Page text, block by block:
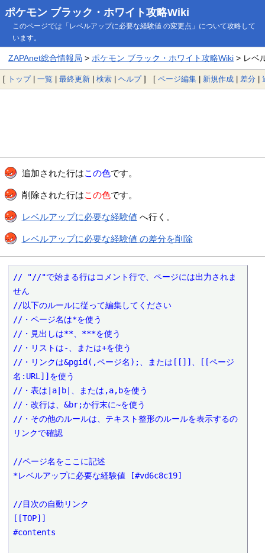
ポケモン ブラック・ホワイト攻略Wiki
このページでは「レベルアップに必要な経験値 の変更点」について攻略して
います。
ZAPAnet総合情報局 > ポケモン ブラック・ホワイト攻略Wiki> レベ
[ トップ| 一覧 | 最終更新 | 検索 | ヘルプ] [ ページ編集 | 新規作成 | 差分 |
追加された行はこの色です。
削除された行はこの色です。
レベルアップに必要な経験値 へ行く。
レベルアップに必要な経験値 の差分を削除
// "//"で始まる行はコメント行で、ページには出力されま
せん
//以下のルールに従って編集してください
//・ページ名は*を使う
//・見出しは**、***を使う
//・リストは-、または+を使う
//・リンクは&pgid(,ページ名);、または[[]]、[[ページ
名:URL]]を使う
//・表は|a|b|、または,a,bを使う
//・改行は、&br;か行末に~を使う
//・その他のルールは、テキスト整形のルールを表示するの
リンクで確認
//ページ名をここに記述
*レベルアップに必要な経験値 [#vd6c8c19]
//目次の自動リンク
[[TOP]]
#contents